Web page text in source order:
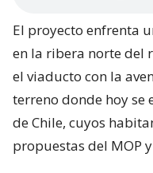
El proyecto enfrenta
en la ribera norte del
el viaducto con la
terreno donde hoy
de Chile, cuyos
propuestas del MOP